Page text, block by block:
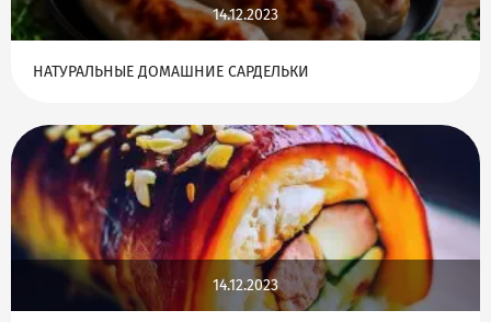
14.12.2023
НАТУРАЛЬНЫЕ ДОМАШНИЕ САРДЕЛЬКИ
14.12.2023